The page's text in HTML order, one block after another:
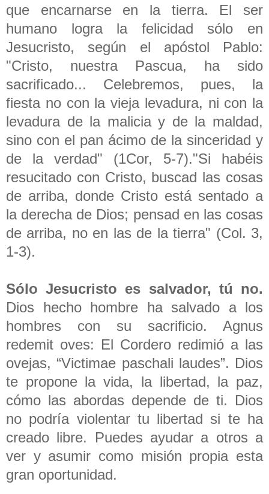
que encarnarse en la tierra. El ser
humano logra la felicidad sólo en
Jesucristo, según el apóstol Pablo:
"Cristo, nuestra Pascua, ha sido
sacrificado... Celebremos, pues, la
fiesta no con la vieja levadura, ni con la
levadura de la malicia y de la maldad,
sino con el pan ácimo de la sinceridad y
de la verdad" (1Cor, 5-7)."Si habéis
resucitado con Cristo, buscad las cosas
de arriba, donde Cristo está sentado a
la derecha de Dios; pensad en las cosas
de arriba, no en las de la tierra" (Col. 3,
1-3).
Sólo Jesucristo es salvador, tú no.
Dios hecho hombre ha salvado a los
hombres con su sacrificio. Agnus
redemit oves: El Cordero redimió a las
ovejas, “Victimae paschali laudes”. Dios
te propone la vida, la libertad, la paz,
cómo las abordas depende de ti. Dios
no podría violentar tu libertad si te ha
creado libre. Puedes ayudar a otros a
ver y asumir como misión propia esta
gran oportunidad.